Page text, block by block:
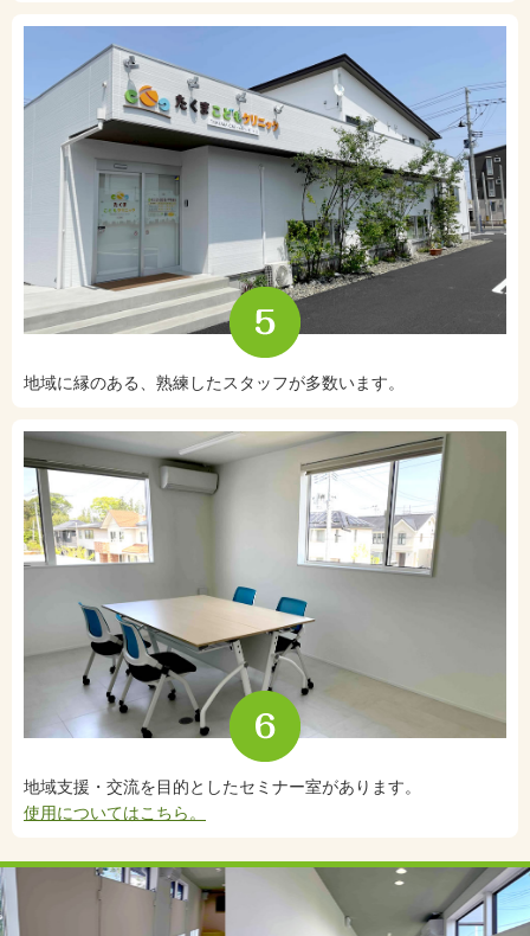
地域に縁のある、熟練したスタッフが多数います。
地域支援・交流を目的としたセミナー室があります。
使用についてはこちら。